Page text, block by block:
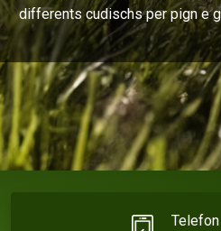
differents cudischs per pign e
Telefon